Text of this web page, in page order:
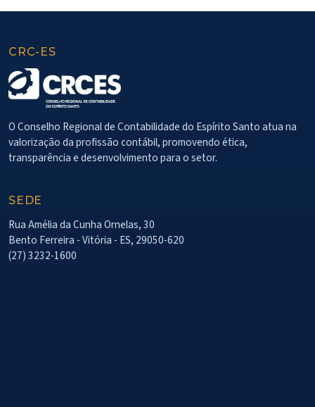
CRC-ES
O Conselho Regional de Contabilidade do Espírito Santo atua na
valorização da profissão contábil, promovendo ética,
transparência e desenvolvimento para o setor.
SEDE
Rua Amélia da Cunha Ornelas, 30
Bento Ferreira - Vitória - ES, 29050-620
(27) 3232-1600